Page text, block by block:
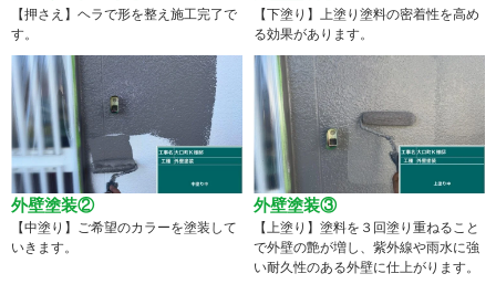
【押さえ】ヘラで形を整え施工完了で
す。
【下塗り】上塗り塗料の密着性を高め
る効果があります。
外壁塗装②
【中塗り】ご希望のカラーを塗装して
いきます。
外壁塗装③
【上塗り】塗料を３回塗り重ねること
で外壁の艶が増し、紫外線や雨水に強
い耐久性のある外壁に仕上がります。